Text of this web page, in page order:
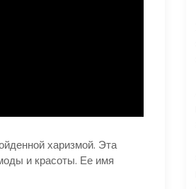
харизмой. Эта
и красоты. Ее имя